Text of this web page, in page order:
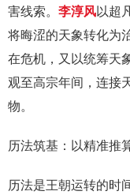
害线索。 李淳风以超
将晦涩的天象转化为
在危机，又以统筹天
观至高宗年间，连接
物。
历法筑基：以精准推
历法是王朝运转的时